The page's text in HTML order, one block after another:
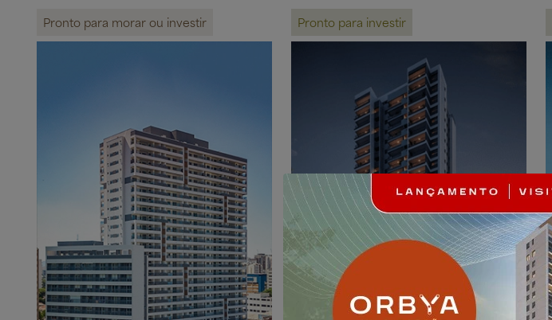
Pronto para morar ou investir Pronto para investir